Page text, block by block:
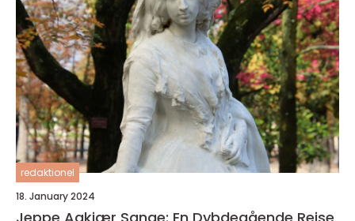
redaktionel
18. January 2024